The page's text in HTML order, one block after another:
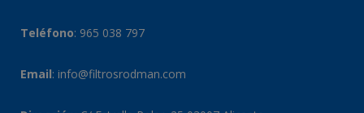
Teléfono: 965 038 797
Email: info@filtrosrodman.com